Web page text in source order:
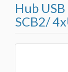
Hub
SCB2/